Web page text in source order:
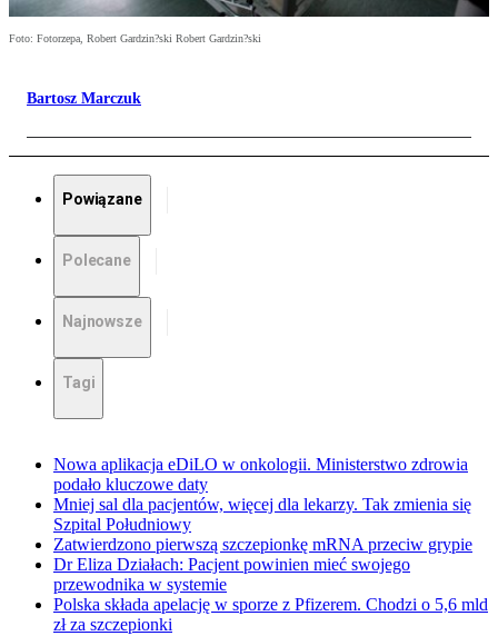
Foto: Fotorzepa, Robert Gardzin?ski Robert Gardzin?ski
Bartosz Marczuk
Powiązane
Polecane
Najnowsze
Tagi
Nowa aplikacja eDiLO w onkologii. Ministerstwo zdrowia
podało kluczowe daty
Mniej sal dla pacjentów, więcej dla lekarzy. Tak zmienia się
Szpital Południowy
Zatwierdzono pierwszą szczepionkę mRNA przeciw grypie
Dr Eliza Działach: Pacjent powinien mieć swojego
przewodnika w systemie
Polska składa apelację w sporze z Pfizerem. Chodzi o 5,6 mld
zł za szczepionki